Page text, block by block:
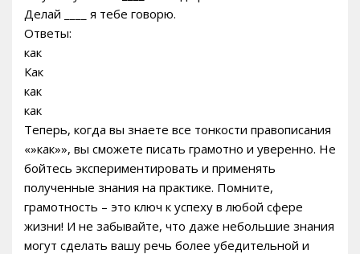
Делай ____ я тебе говорю.
Ответы:
как
Как
как
как
Теперь, когда вы знаете все тонкости правописания
«»как»», вы сможете писать грамотно и уверенно. Не
бойтесь экспериментировать и применять
полученные знания на практике. Помните,
грамотность – это ключ к успеху в любой сфере
жизни! И не забывайте, что даже небольшие знания
могут сделать вашу речь более убедительной и